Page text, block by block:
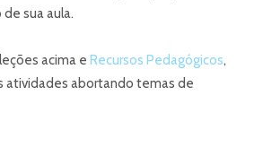
sua aula.
acima e Recursos Pedagógicos,
atividades abortando temas de